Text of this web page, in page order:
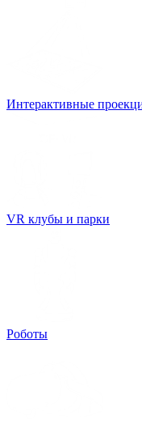
Интерактивные
VR клубы и парки
Роботы